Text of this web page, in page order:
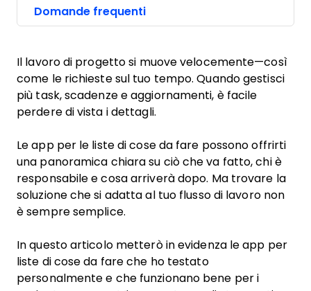
Domande frequenti
Il lavoro di progetto si muove velocemente—così
come le richieste sul tuo tempo. Quando gestisci
più task, scadenze e aggiornamenti, è facile
perdere di vista i dettagli.
Le app per le liste di cose da fare possono offrirti
una panoramica chiara su ciò che va fatto, chi è
responsabile e cosa arriverà dopo. Ma trovare la
soluzione che si adatta al tuo flusso di lavoro non
è sempre semplice.
In questo articolo metterò in evidenza le app per
liste di cose da fare che ho testato
personalmente e che funzionano bene per i